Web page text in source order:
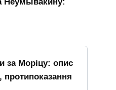
за Моріцу: опис
протипоказання